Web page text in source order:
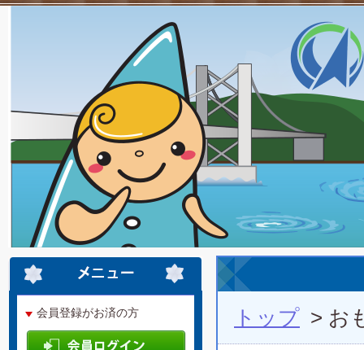
会員登録がお済の方 トップ > お